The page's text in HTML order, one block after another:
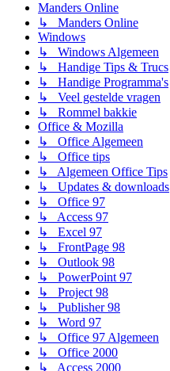
Manders Online
↳ Manders Online
Windows
↳ Windows Algemeen
↳ Handige Tips & Trucs
↳ Handige Programma's
↳ Veel gestelde vragen
↳ Rommel bakkie
Office & Mozilla
↳ Office Algemeen
↳ Office tips
↳ Algemeen Office Tips
↳ Updates & downloads
↳ Office 97
↳ Access 97
↳ Excel 97
↳ FrontPage 98
↳ Outlook 98
↳ PowerPoint 97
↳ Project 98
↳ Publisher 98
↳ Word 97
↳ Office 97 Algemeen
↳ Office 2000
↳ Access 2000